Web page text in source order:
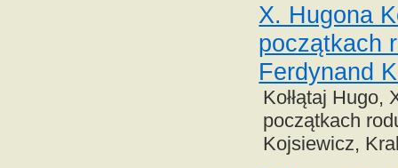
X. Hugona
początkach
Ferdynand
Kołłątaj
początkach
Kojsiewicz,